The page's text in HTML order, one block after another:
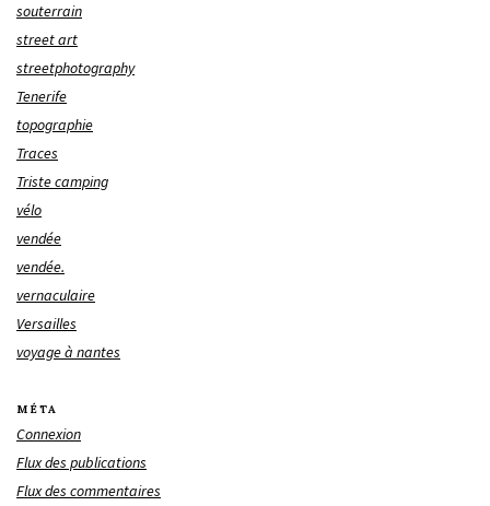
souterrain
street art
streetphotography
Tenerife
topographie
Traces
Triste camping
vélo
vendée
vendée.
vernaculaire
Versailles
voyage à nantes
MÉTA
Connexion
Flux des publications
Flux des commentaires